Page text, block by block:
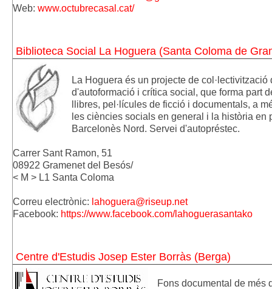
Web: www.octubrecasal.cat/
Biblioteca Social La Hoguera (Santa Coloma de
La Hoguera és un projecte de
d'autoformació i crítica social, que forma part
llibres, pel·lícules de ficció i documentals, a
les ciències socials en general i la història
Barcelonès Nord. Servei d'autopréstec.
Carrer Sant Ramon, 51
08922 Gramenet del Besós/
< M > L1 Santa Coloma
Correu electrònic: lahoguera@riseup.net
Facebook: https://www.facebook.com/lahoguerasantako
Centre d'Estudis Josep Ester Borràs (Berga)
Fons documental de més